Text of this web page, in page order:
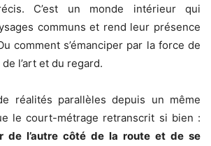
C’est un monde intérieur qui
communs et rend leur présence
comment s’émanciper par la force de
l’art et du regard.
réalités parallèles depuis un même
le court-métrage retranscrit si bien :
de l’autre côté de la route et de se